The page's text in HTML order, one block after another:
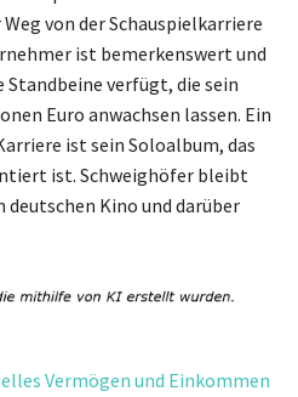
von der Schauspielkarriere
ist bemerkenswert und
Standbeine verfügt, die sein
Euro anwachsen lassen. Ein
ist sein Soloalbum, das
ist. Schweighöfer bleibt
Kino und darüber
Vermögen und Einkommen